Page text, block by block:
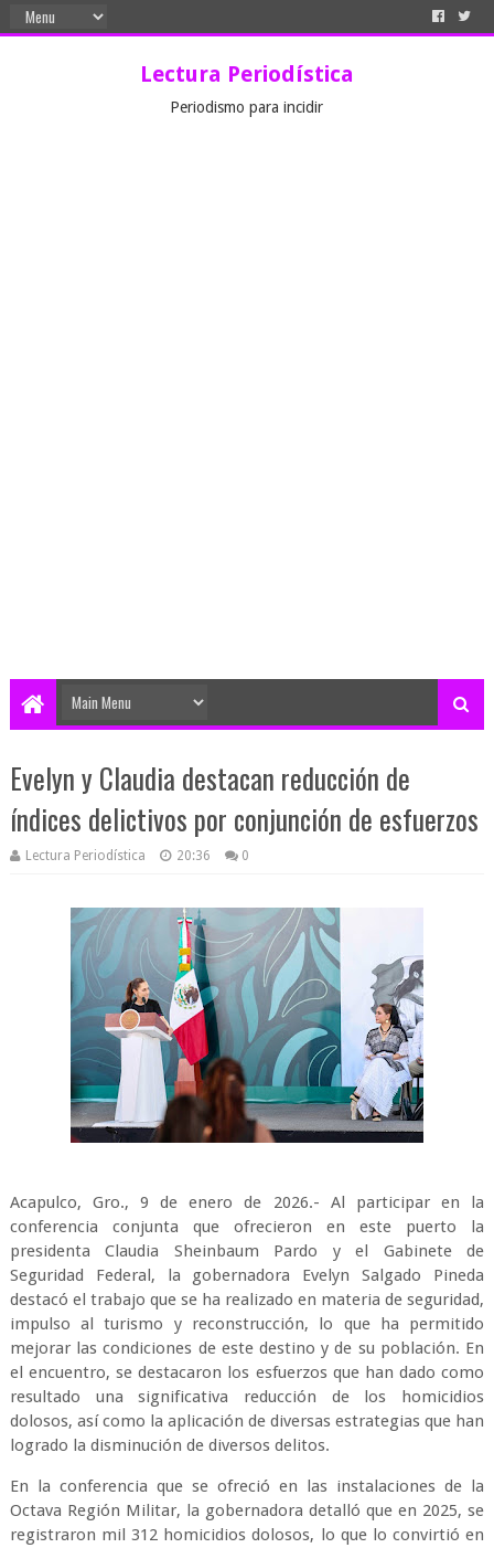
Lectura Periodística
Periodismo para incidir
Evelyn y Claudia destacan reducción de
índices delictivos por conjunción de esfuerzos
Lectura Periodística 20:36 0
Acapulco, Gro., 9 de enero de 2026.- Al participar en la
conferencia conjunta que ofrecieron en este puerto la
presidenta Claudia Sheinbaum Pardo y el Gabinete de
Seguridad Federal, la gobernadora Evelyn Salgado Pineda
destacó el trabajo que se ha realizado en materia de seguridad,
impulso al turismo y reconstrucción, lo que ha permitido
mejorar las condiciones de este destino y de su población. En
el encuentro, se destacaron los esfuerzos que han dado como
resultado una significativa reducción de los homicidios
dolosos, así como la aplicación de diversas estrategias que han
logrado la disminución de diversos delitos.
En la conferencia que se ofreció en las instalaciones de la
Octava Región Militar, la gobernadora detalló que en 2025, se
registraron mil 312 homicidios dolosos, lo que lo convirtió en